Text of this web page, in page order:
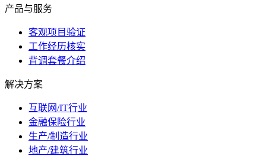
产品与服务
客观项目验证
工作经历核实
背调套餐介绍
解决方案
互联网/IT行业
金融保险行业
生产/制造行业
地产/建筑行业